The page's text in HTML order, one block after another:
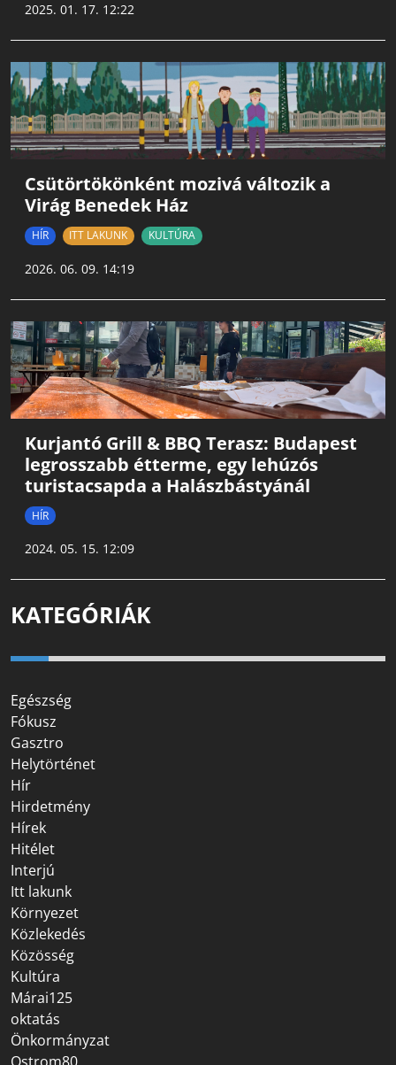
2025. 01. 17. 12:22
Csütörtökönként mozivá változik a
Virág Benedek Ház
HÍR ITT LAKUNK KULTÚRA
2026. 06. 09. 14:19
Kurjantó Grill & BBQ Terasz: Budapest
legrosszabb étterme, egy lehúzós
turistacsapda a Halászbástyánál
HÍR
2024. 05. 15. 12:09
KATEGÓRIÁK
Egészség
Fókusz
Gasztro
Helytörténet
Hír
Hirdetmény
Hírek
Hitélet
Interjú
Itt lakunk
Környezet
Közlekedés
Közösség
Kultúra
Márai125
oktatás
Önkormányzat